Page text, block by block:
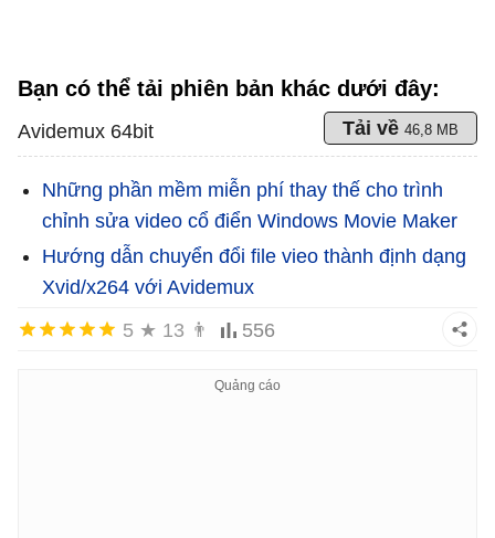
Bạn có thể tải phiên bản khác dưới đây:
Avidemux 64bit Tải về 46,8 MB
Những phần mềm miễn phí thay thế cho trình
chỉnh sửa video cổ điển Windows Movie Maker
Hướng dẫn chuyển đổi file vieo thành định dạng
Xvid/x264 với Avidemux
5 ★ 13 👨 556